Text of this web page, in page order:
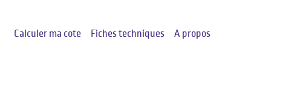
Calculer ma cote Fiches techniques A propos